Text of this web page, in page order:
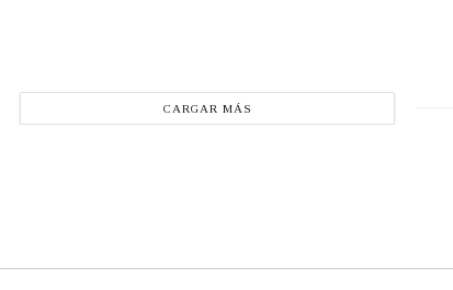
CARGAR MÁS